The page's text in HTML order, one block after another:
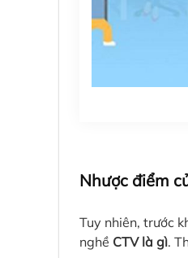
Nhược điểm
Tuy nhiên, trước
nghề CTV là gì.